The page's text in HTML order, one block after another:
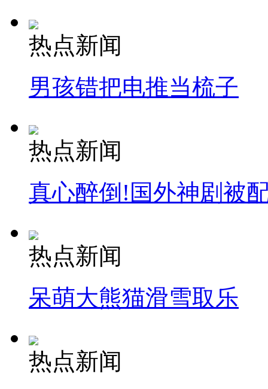
司机酒驾遇交警 急速倒车逃窜
热点新闻
男孩错把电推当梳子
热点新闻
真心醉倒!国外神剧被
热点新闻
呆萌大熊猫滑雪取乐
热点新闻